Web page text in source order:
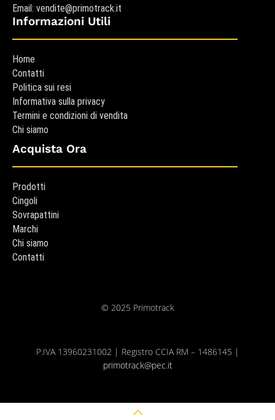
Email: vendite@primotrack.it
Informazioni Utili
Home
Contatti
Politica sui resi
Informativa sulla privacy
Termini e condizioni di vendita
Chi siamo
Acquista Ora
Prodotti
Cingoli
Sovrapattini
Marchi
Chi siamo
Contatti
© 2025 Primotrack
P.IVA 13960231002 | Registro CCIA RM – 1486145 |
primotrack@pec.it